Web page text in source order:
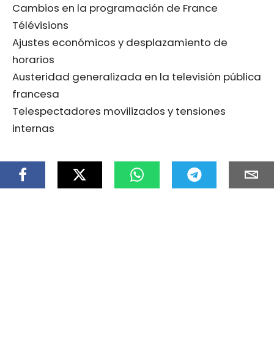
Cambios en la programación de France
Télévisions
Ajustes económicos y desplazamiento de
horarios
Austeridad generalizada en la televisión pública
francesa
Telespectadores movilizados y tensiones
internas